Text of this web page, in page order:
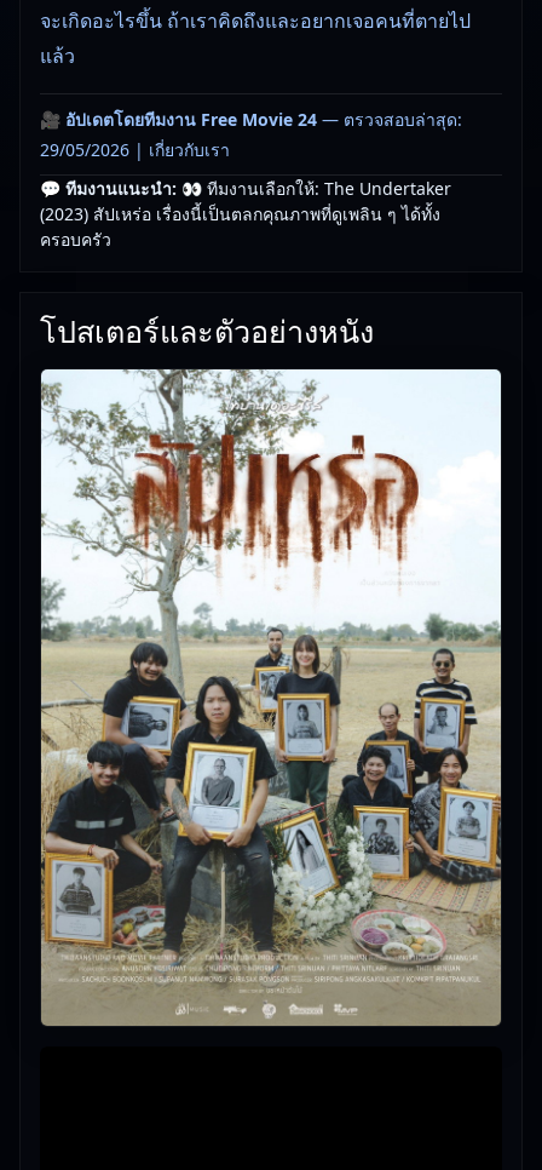
จะเกิดอะไรขึ้น ถ้าเราคิดถึงและอยากเจอคนที่ตายไป
แล้ว
🎥 อัปเดตโดยทีมงาน Free Movie 24 — ตรวจสอบล่าสุด:
29/05/2026 | เกี่ยวกับเรา
💬 ทีมงานแนะนำ: 👀 ทีมงานเลือกให้: The Undertaker
(2023) สัปเหร่อ เรื่องนี้เป็นตลกคุณภาพที่ดูเพลิน ๆ ได้ทั้ง
ครอบครัว
โปสเตอร์และตัวอย่างหนัง